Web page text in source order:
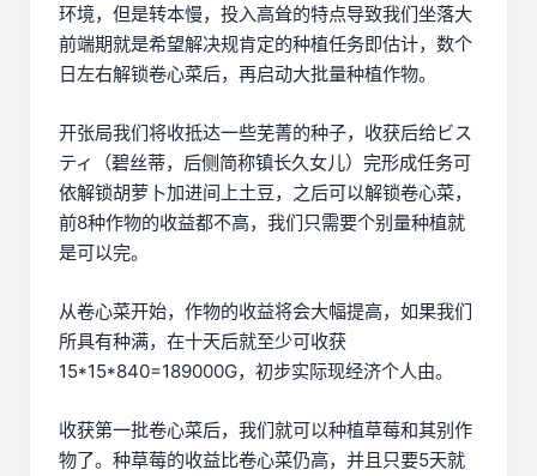
环境，但是转本慢，投入高耸的特点导致我们坐落大
前端期就是希望解决规肯定的种植任务即估计，数个
日左右解锁卷心菜后，再启动大批量种植作物。
开张局我们将收抵达一些芜菁的种子，收获后给ビス
ティ（碧丝蒂，后侧简称镇长久女儿）完形成任务可
依解锁胡萝卜加进间上土豆，之后可以解锁卷心菜，
前8种作物的收益都不高，我们只需要个别量种植就
是可以完。
从卷心菜开始，作物的收益将会大幅提高，如果我们
所具有种满，在十天后就至少可收获
15*15*840=189000G，初步实际现经济个人由。
收获第一批卷心菜后，我们就可以种植草莓和其别作
物了。种草莓的收益比卷心菜仍高，并且只要5天就